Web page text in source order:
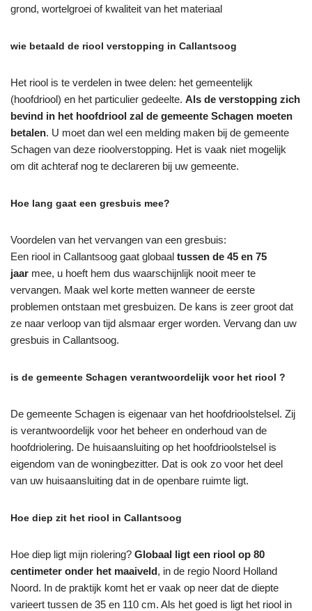
grond, wortelgroei of kwaliteit van het materiaal
wie betaald de riool verstopping in Callantsoog
Het riool is te verdelen in twee delen: het gemeentelijk
(hoofdriool) en het particulier gedeelte. Als de verstopping zich
bevind in het hoofdriool zal de gemeente Schagen moeten
betalen. U moet dan wel een melding maken bij de gemeente
Schagen van deze rioolverstopping. Het is vaak niet mogelijk
om dit achteraf nog te declareren bij uw gemeente.
Hoe lang gaat een gresbuis mee?
Voordelen van het vervangen van een gresbuis:
Een riool in Callantsoog gaat globaal tussen de 45 en 75
jaar mee, u hoeft hem dus waarschijnlijk nooit meer te
vervangen. Maak wel korte metten wanneer de eerste
problemen ontstaan met gresbuizen. De kans is zeer groot dat
ze naar verloop van tijd alsmaar erger worden. Vervang dan uw
gresbuis in Callantsoog.
is de gemeente Schagen verantwoordelijk voor het riool ?
De gemeente Schagen is eigenaar van het hoofdrioolstelsel. Zij
is verantwoordelijk voor het beheer en onderhoud van de
hoofdriolering. De huisaansluiting op het hoofdrioolstelsel is
eigendom van de woningbezitter. Dat is ook zo voor het deel
van uw huisaansluiting dat in de openbare ruimte ligt.
Hoe diep zit het riool in Callantsoog
Hoe diep ligt mijn riolering? Globaal ligt een riool op 80
centimeter onder het maaiveld, in de regio Noord Holland
Noord. In de praktijk komt het er vaak op neer dat de diepte
varieert tussen de 35 en 110 cm. Als het goed is ligt het riool in